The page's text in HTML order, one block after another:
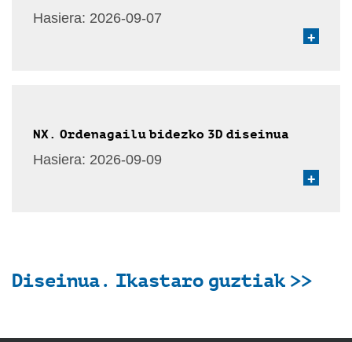
Hasiera: 2026-09-07
+
NX. Ordenagailu bidezko 3D diseinua
Hasiera: 2026-09-09
+
Diseinua. Ikastaro guztiak >>